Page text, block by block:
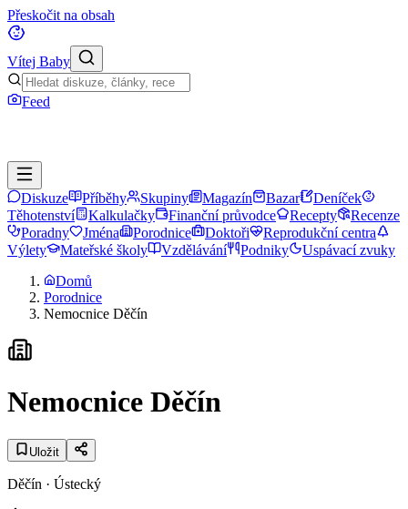
Přeskočit na obsah
Vítej Baby
Feed
Diskuze Příběhy Skupiny Magazín Bazar
Deníček
Těhotenství
Kalkulačky Finanční průvodce Recepty
Recenze
Poradny
Jména Porodnice Doktoři
Reprodukční centra
Výlety
Mateřské školy Vzdělávání Podniky
Uspávací zvuky
Domů
Porodnice
Nemocnice Děčín
Nemocnice Děčín
Uložit
Děčín · Ústecký